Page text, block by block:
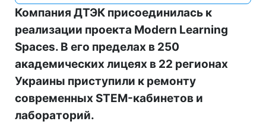
Компания ДТЭК присоединилась к
реализации проекта Modern Learning
Spaces. В его пределах в 250
академических лицеях в 22 регионах
Украины приступили к ремонту
современных STEM-кабинетов и
лабораторий.